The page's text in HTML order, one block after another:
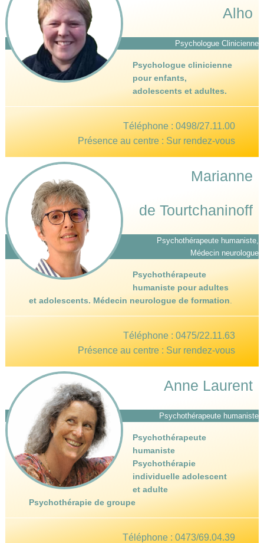
Alho
Psychologue Clinicienne
Psychologue clinicienne
pour enfants,
adolescents et adultes.
Téléphone : 0498/27.11.00
Présence au centre : Sur rendez-vous
Marianne
de Tourtchaninoff
Psychothérapeute humaniste,
Médecin neurologue
Psychothérapeute
humaniste pour adultes
et adolescents. Médecin neurologue de formation
Téléphone : 0475/22.11.63
Présence au centre : Sur rendez-vous
Anne Laurent
Psychothérapeute humaniste
Psychothérapeute
humaniste
Psychothérapie
individuelle adolescent
et adulte
Psychothérapie de groupe
Téléphone : 0473/69.04.39